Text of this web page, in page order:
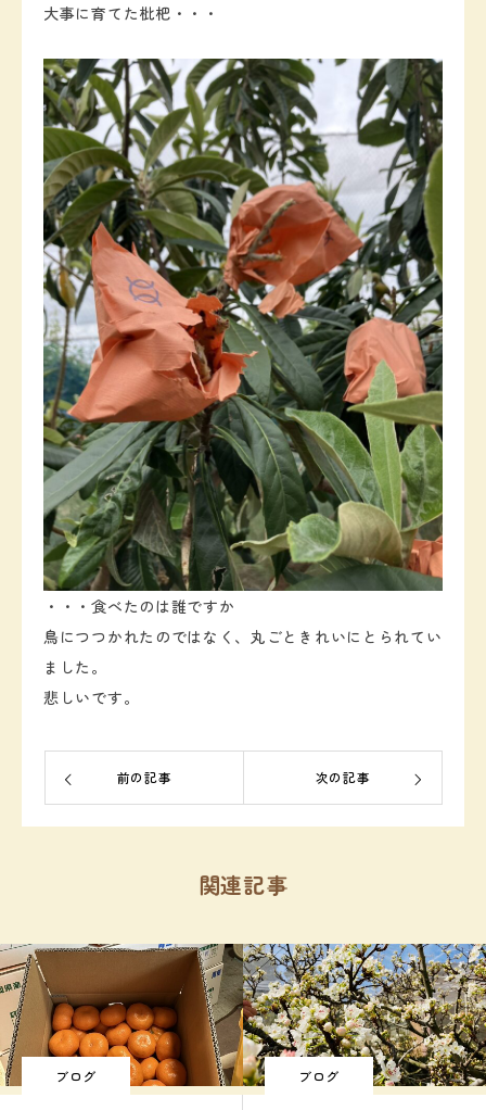
大事に育てた枇杷・・・
・・・食べたのは誰ですか
鳥につつかれたのではなく、丸ごときれいにとられてい
ました。
悲しいです。
前の記事 次の記事
関連記事
ブログ ブログ